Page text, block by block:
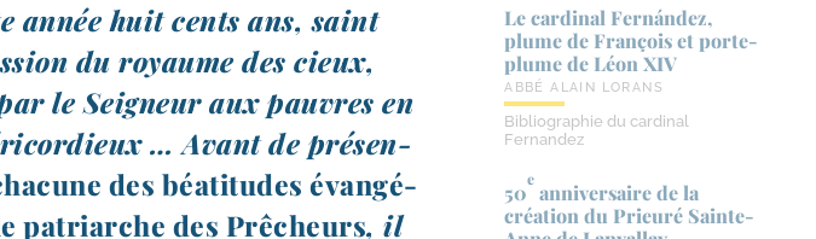
année huit cents ans, saint
du royaume des cieux,
le Seigneur aux pauvres en
… Avant de pré­sen­
des béa­ti­tudes évan­gé­
patriarche des Prêcheurs, il
Le cardinal Fernández,
plume de François et porte-​
plume de Léon XIV
ABBÉ ALAIN LORANS
Bibliographie du cardinal
Fernandez
50
e
anniversaire de la
création du Prieuré Sainte-​